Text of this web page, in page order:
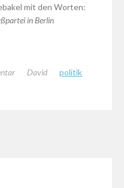
mit den Worten:
in Berlin
David politik